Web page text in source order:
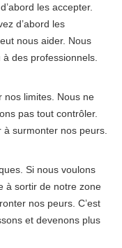
les accepter.
d’abord les
nous aider. Nous
des professionnels.
nos limites. Nous ne
pas tout contrôler.
surmonter nos peurs.
Si nous voulons
à sortir de notre zone
nos peurs. C’est
et devenons plus